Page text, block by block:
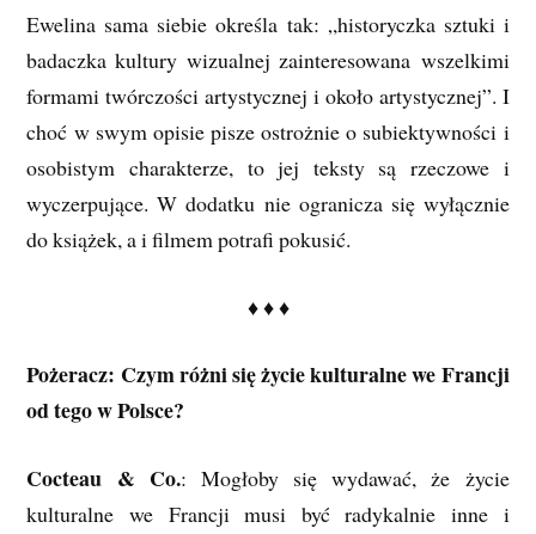
Ewelina sama siebie określa tak: „historyczka sztuki i
badaczka kultury wizualnej zainteresowana wszelkimi
formami twórczości artystycznej i około artystycznej”. I
choć w swym opisie pisze ostrożnie o subiektywności i
osobistym charakterze, to jej teksty są rzeczowe i
wyczerpujące. W dodatku nie ogranicza się wyłącznie
do książek, a i filmem potrafi pokusić.
♦ ♦ ♦
Pożeracz: Czym różni się życie kulturalne we Francji
od tego w Polsce?
Cocteau & Co.: Mogłoby się wydawać, że życie
kulturalne we Francji musi być radykalnie inne i